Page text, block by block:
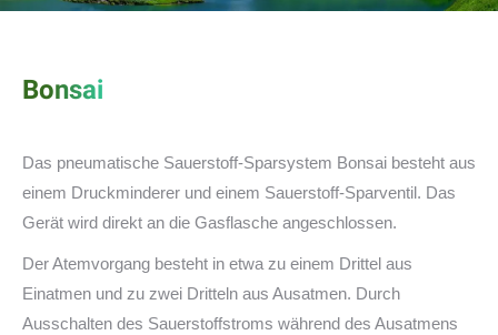
Bonsai
Das pneumatische Sauerstoff-Sparsystem Bonsai besteht aus
einem Druckminderer und einem Sauerstoff-Sparventil. Das
Gerät wird direkt an die Gasflasche angeschlossen.
Der Atemvorgang besteht in etwa zu einem Drittel aus
Einatmen und zu zwei Dritteln aus Ausatmen. Durch
Ausschalten des Sauerstoffstroms während des Ausatmens